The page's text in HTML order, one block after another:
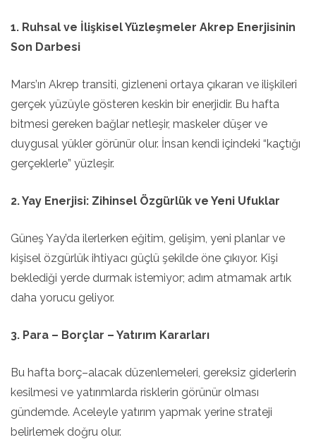
1. Ruhsal ve İlişkisel Yüzleşmeler Akrep Enerjisinin
Son Darbesi
Mars’ın Akrep transiti, gizleneni ortaya çıkaran ve ilişkileri
gerçek yüzüyle gösteren keskin bir enerjidir. Bu hafta
bitmesi gereken bağlar netleşir, maskeler düşer ve
duygusal yükler görünür olur. İnsan kendi içindeki “kaçtığı
gerçeklerle” yüzleşir.
2. Yay Enerjisi: Zihinsel Özgürlük ve Yeni Ufuklar
Güneş Yay’da ilerlerken eğitim, gelişim, yeni planlar ve
kişisel özgürlük ihtiyacı güçlü şekilde öne çıkıyor. Kişi
beklediği yerde durmak istemiyor; adım atmamak artık
daha yorucu geliyor.
3. Para – Borçlar – Yatırım Kararları
Bu hafta borç–alacak düzenlemeleri, gereksiz giderlerin
kesilmesi ve yatırımlarda risklerin görünür olması
gündemde. Aceleyle yatırım yapmak yerine strateji
belirlemek doğru olur.